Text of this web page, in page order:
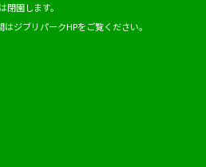
園します。
はジブリパークHPをご覧ください。